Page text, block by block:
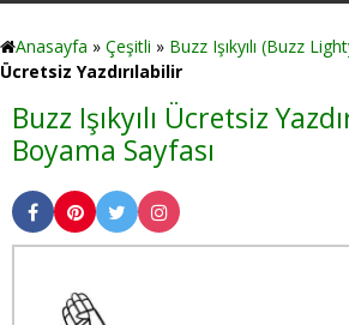
Anasayfa » Çeşitli » Buzz Işıkyılı (Buzz
Ücretsiz Yazdırılabilir
Buzz Işıkyılı Ücretsiz
Boyama Sayfası